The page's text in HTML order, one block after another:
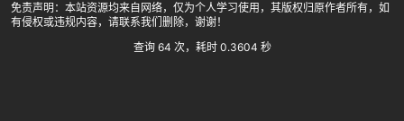
免责声明：本站资源均来自网络，仅为个人学习使用，其版权归原作者所有，如
有侵权或违规内容，请联系我们删除，谢谢！
查询 64 次，耗时 0.3604 秒